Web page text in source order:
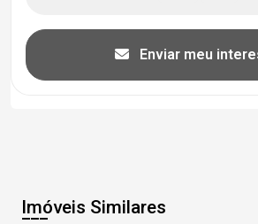
Enviar meu
Imóveis Similares